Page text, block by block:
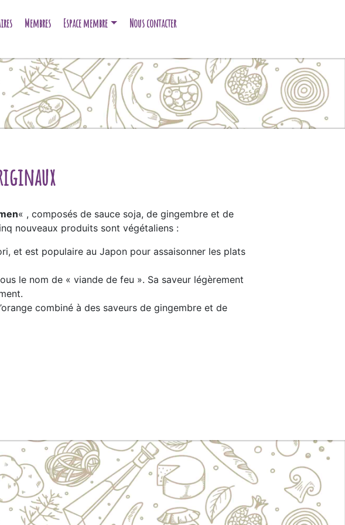
Membres Espace membre Nous contacter
« , composés de sauce soja, de gingembre et de
nouveaux produits sont végétaliens :
et est populaire au Japon pour assaisonner les plats
le nom de « viande de feu ». Sa saveur légèrement
combiné à des saveurs de gingembre et de